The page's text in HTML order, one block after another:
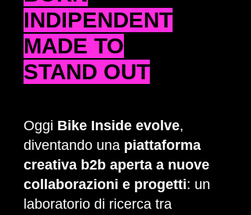
INDIPENDENT
MADE TO
STAND OUT
Oggi Bike Inside evolve,
diventando una piattaforma
creativa b2b aperta a nuove
collaborazioni e progetti: un
laboratorio di ricerca tra